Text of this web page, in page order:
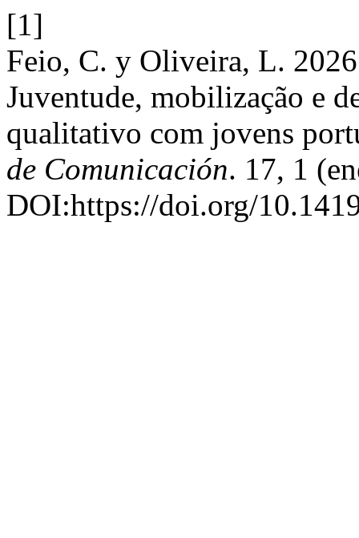
[1]
Feio, C. y Oliveira, L.
Juventude, mobilização e
qualitativo com jovens
de Comunicación. 17, 1
DOI:https://doi.org/